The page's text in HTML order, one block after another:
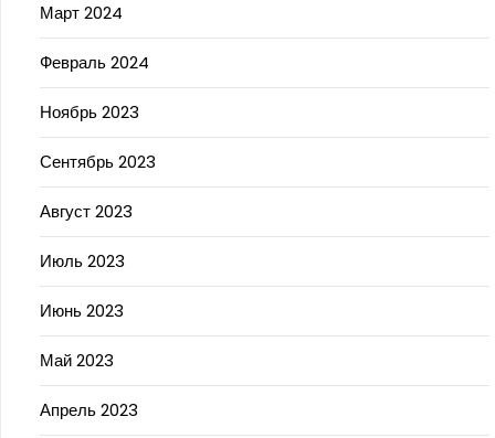
Март 2024
Февраль 2024
Ноябрь 2023
Сентябрь 2023
Август 2023
Июль 2023
Июнь 2023
Май 2023
Апрель 2023